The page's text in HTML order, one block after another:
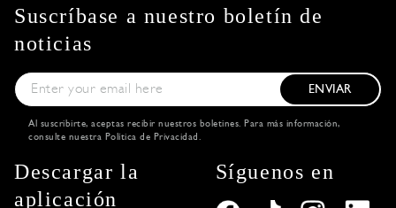
Suscríbase a nuestro boletín de
noticias
ENVIAR
Al suscribirte, aceptas recibir nuestros boletines. Para más información,
consulte nuestra Política de Privacidad .
Descargar la
aplicación
Síguenos en